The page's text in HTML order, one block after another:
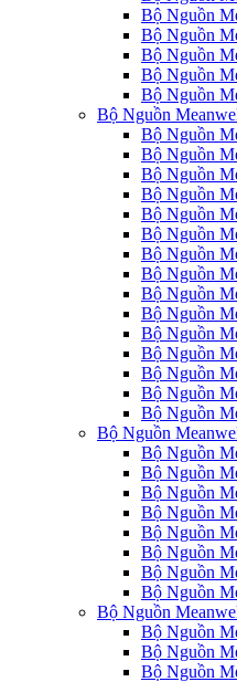
Bộ Nguồn
Bộ Nguồn
Bộ Nguồn
Bộ Nguồn
Bộ Nguồn
Bộ Nguồn
Bộ Nguồn
Bộ Nguồn
Bộ Nguồn
Bộ Nguồn
Bộ Nguồn
Bộ Nguồn
Bộ Nguồn
Bộ Nguồn
Bộ Nguồn
Bộ Nguồn
Bộ Nguồn
Bộ Nguồn
Bộ Nguồn
Bộ Nguồn
Bộ Nguồn
Bộ Nguồn
Bộ Nguồn
Bộ Nguồn
Bộ Nguồn
Bộ Nguồn
Bộ Nguồn
Bộ Nguồn
Bộ Nguồn
Bộ Nguồn
Bộ Nguồn
Bộ Nguồn
Bộ Nguồn
Bộ Nguồn